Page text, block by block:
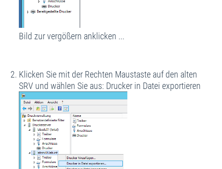
Bild zur vergößern anklicken ...
Klicken Sie mit der Rechten Maustaste auf den alten
SRV und wählen Sie aus: Drucker in Datei exportieren